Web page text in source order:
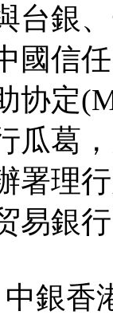
台銀
國信
协定
瓜葛
署理
易銀
中銀